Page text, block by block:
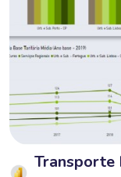
Transporte